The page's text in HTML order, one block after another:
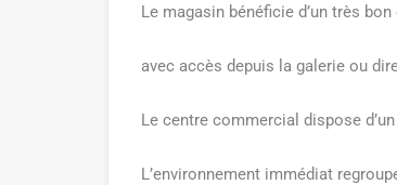
Le magasin bénéficie d’un très
avec accès depuis la galerie ou
Le centre commercial dispose
L’environnement immédiat